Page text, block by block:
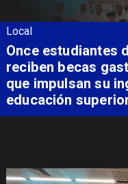
Local
Once estudiantes
reciben becas
que impulsan su
educación